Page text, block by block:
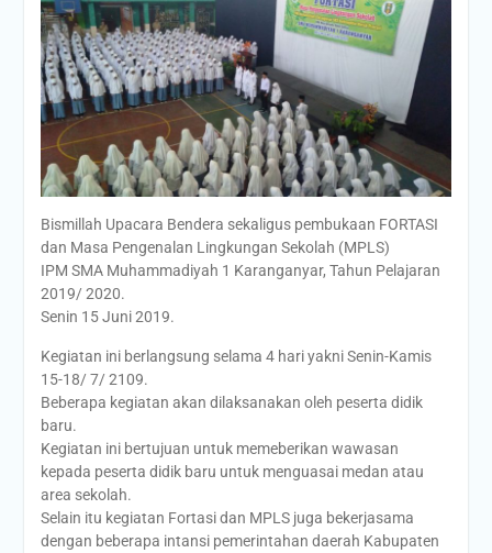
Bismillah Upacara Bendera sekaligus pembukaan FORTASI
dan Masa Pengenalan Lingkungan Sekolah (MPLS)
IPM SMA Muhammadiyah 1 Karanganyar, Tahun Pelajaran
2019/ 2020.
Senin 15 Juni 2019.
Kegiatan ini berlangsung selama 4 hari yakni Senin-Kamis
15-18/ 7/ 2109.
Beberapa kegiatan akan dilaksanakan oleh peserta didik
baru.
Kegiatan ini bertujuan untuk memeberikan wawasan
kepada peserta didik baru untuk menguasai medan atau
area sekolah.
Selain itu kegiatan Fortasi dan MPLS juga bekerjasama
dengan beberapa intansi pemerintahan daerah Kabupaten